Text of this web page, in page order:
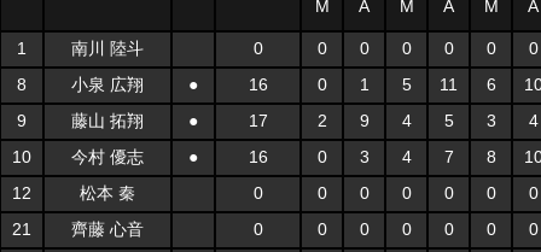
M A M A M A
1 南川 陸斗 0 0 0 0 0 0
0
8
小泉 広翔 ● 16 0 1 5 11 6
9
藤山 拓翔 ● 17 2 9 4 5 3
4
10
今村 優志 ● 16 0 3 4 7 8
12
松本 秦 0 0 0 0 0 0
0
21
齊藤 心音 0 0 0 0 0 0
0